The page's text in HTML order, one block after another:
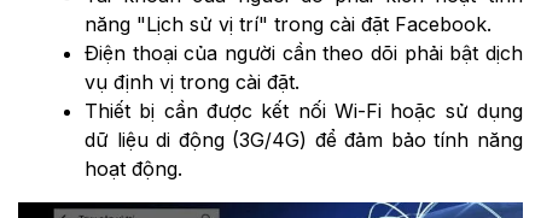
năng "Lịch sử vị trí" trong cài đặt Facebook.
Điện thoại của người cần theo dõi phải bật dịch
vụ định vị trong cài đặt.
Thiết bị cần được kết nối Wi-Fi hoặc sử dụng
dữ liệu di động (3G/4G) để đảm bảo tính năng
hoạt động.